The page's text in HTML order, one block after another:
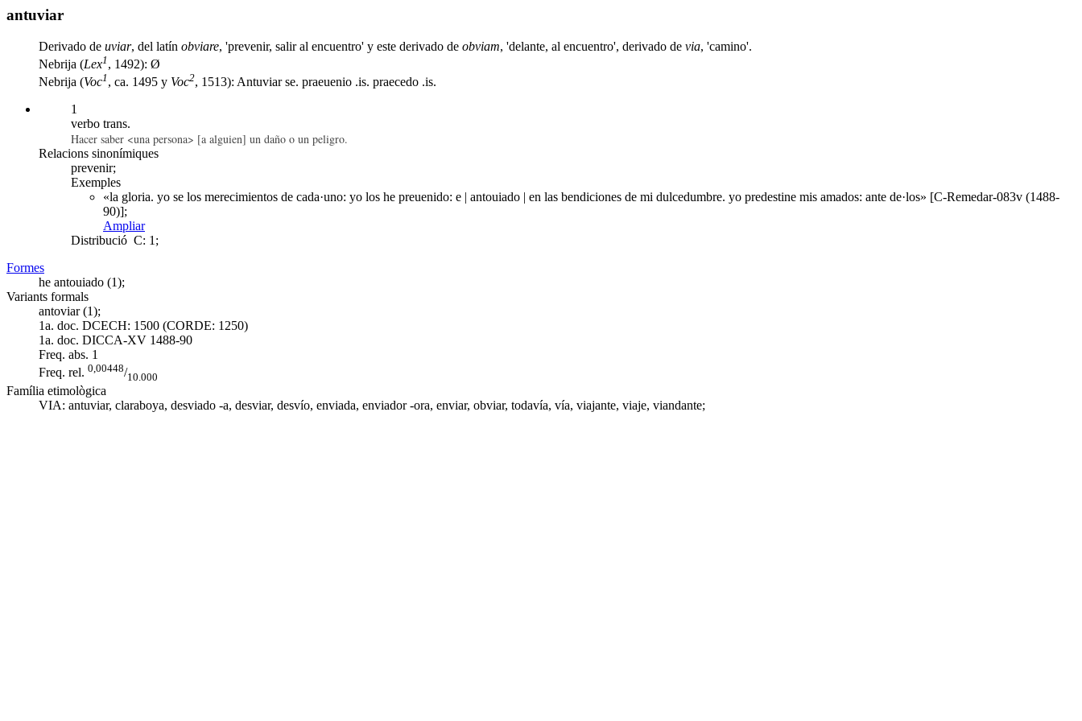
antuviar
Derivado de uviar, del latín obviare, 'prevenir, salir al encuentro' y este derivado de obviam, 'delante, al encuentro', derivado de via, 'camino'.
Nebrija (Lex1 , 1492): Ø
Nebrija (Voc1 , ca. 1495 y Voc2, 1513): Antuviar se. praeuenio .is. praecedo .is.
1
verbo trans.
Hacer saber <una persona> [a alguien] un daño o un peligro.
Relacions sinonímiques
prevenir;
Exemples
«la gloria. yo se los merecimientos de cada·uno: yo los he preuenido: e | antouiado | en las bendiciones de mi dulcedumbre. yo predestine mis amados: ante de·los» [C-Remedar-083v (1488-
90)];
Ampliar
Distribució C: 1;
Formes
he antouiado (1);
Variants formals
antoviar (1);
1a. doc. DCECH: 1500 (CORDE: 1250)
1a. doc. DICCA-XV 1488-90
Freq. abs. 1
Freq. rel. 0,00448/10.000
Família etimològica
VIA: antuviar, claraboya, desviado -a, desviar, desvío, enviada, enviador -ora, enviar, obviar, todavía, vía, viajante, viaje, viandante;